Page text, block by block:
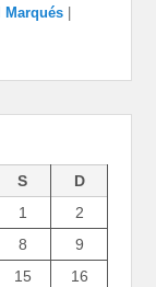
Marqués
S
D
1
2
8
9
15
16